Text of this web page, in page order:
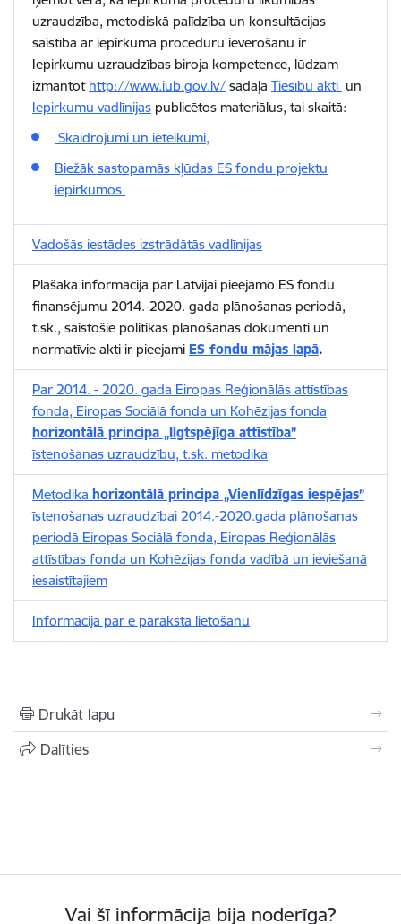
uzraudzība, metodiskā palīdzība un konsultācijas
saistībā ar iepirkuma procedūru ievērošanu ir
Iepirkumu uzraudzības biroja kompetence, lūdzam
izmantot http://www.iub.gov.lv/ sadaļā Tiesību akti un
Iepirkumu vadlīnijas publicētos materiālus, tai skaitā:
Skaidrojumi un ieteikumi,
Biežāk sastopamās kļūdas ES fondu projektu
iepirkumos
Vadošās iestādes izstrādātās vadlīnijas
Plašāka informācija par Latvijai pieejamo ES fondu
finansējumu 2014.-2020. gada plānošanas periodā,
t.sk., saistošie politikas plānošanas dokumenti un
normatīvie akti ir pieejami ES fondu mājas lapā.
Par 2014. - 2020. gada Eiropas Reģionālās attīstības
fonda, Eiropas Sociālā fonda un Kohēzijas fonda
horizontālā principa „Ilgtspējīga attīstība”
īstenošanas uzraudzību, t.sk. metodika
Metodika horizontālā principa „Vienlīdzīgas iespējas”
īstenošanas uzraudzībai 2014.-2020.gada plānošanas
periodā Eiropas Sociālā fonda, Eiropas Reģionālās
attīstības fonda un Kohēzijas fonda vadībā un ieviešanā
iesaistītajiem
Informācija par e paraksta lietošanu
Drukāt lapu
Dalīties
Vai šī informācija bija noderīga?